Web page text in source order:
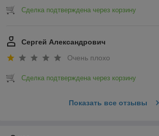
Сделка подтверждена через корзину
Сергей Александрович
Очень плохо
Сделка подтверждена через корзину
Показать все отзывы